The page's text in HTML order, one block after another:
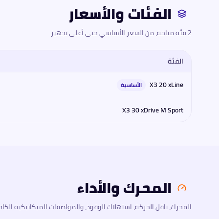
الفئات والأسعار
2 فئة متاحة، من السعر الأساسي حتى أعلى تجهيز
الفئة
X3 20 xLine
الأساسية
X3 30 xDrive M Sport
المحرك والأداء
المحرك، ناقل الحركة، استهلاك الوقود، والمواصفات الميكانيكية